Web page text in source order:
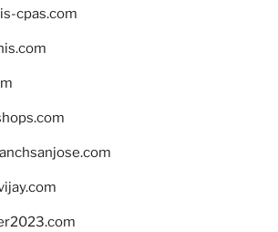
cpas.com